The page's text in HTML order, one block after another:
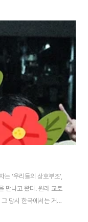
‘우리들의 상호부조’,
만나고 왔다. 원래 교토
당시 한국에서는 거제
때문에 예약해 두었던